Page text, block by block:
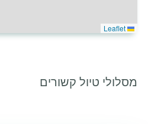
Leaflet
מסלולי טיול קשורים